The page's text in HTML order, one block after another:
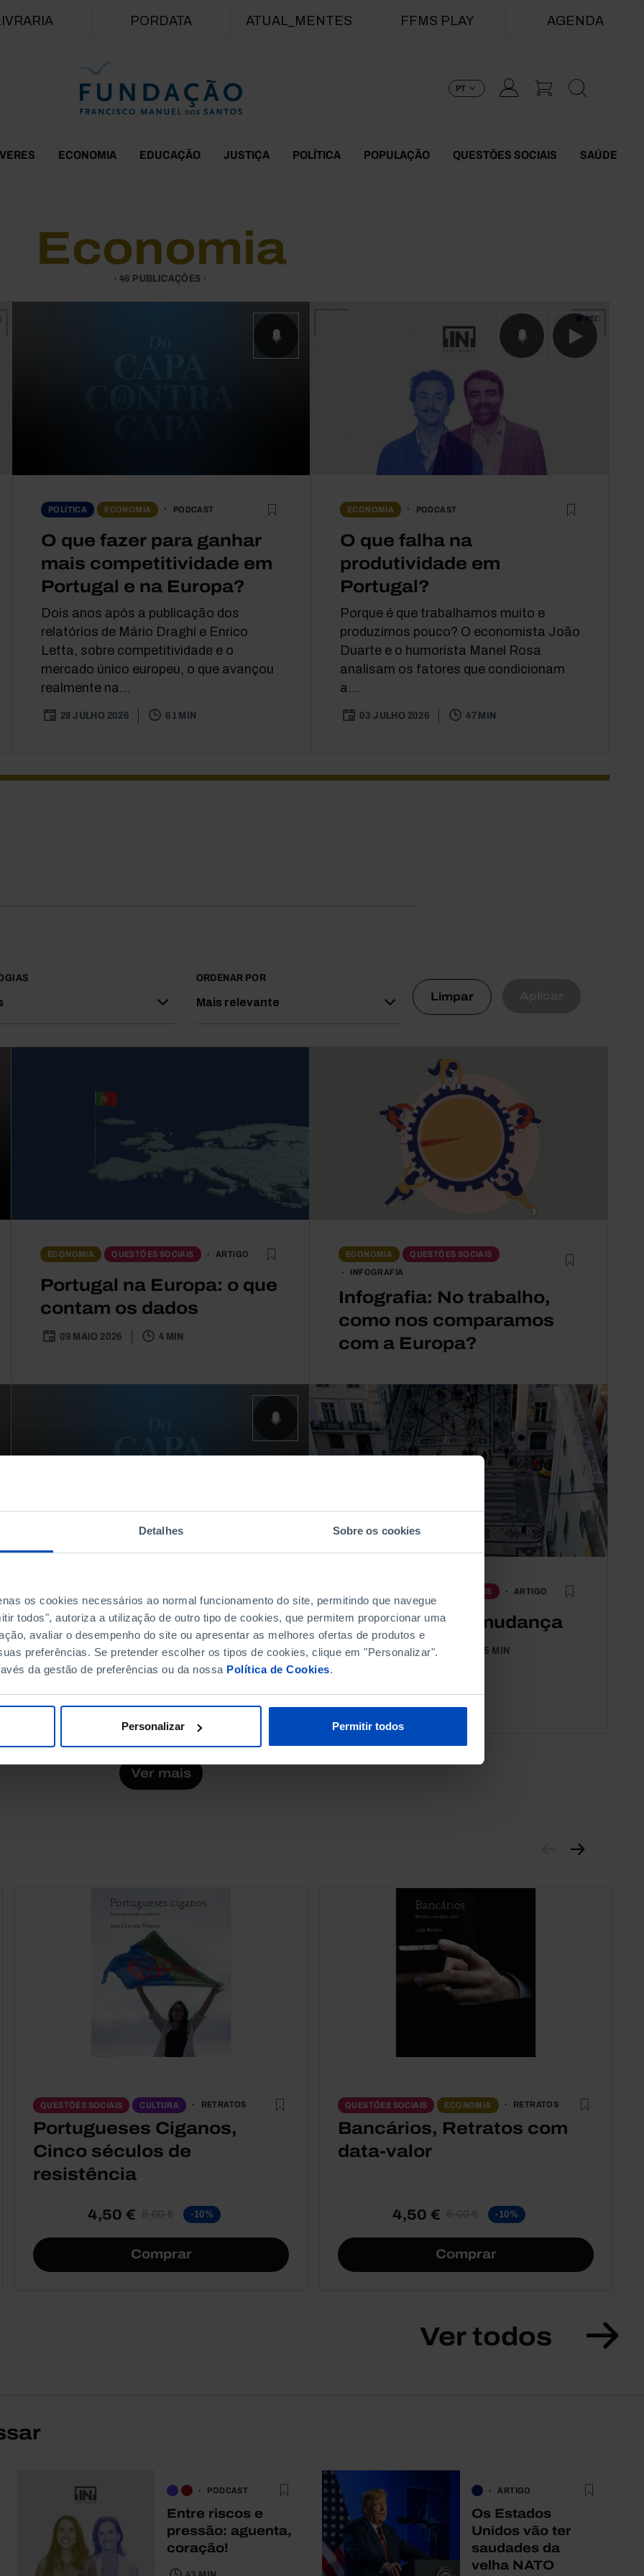
Detalhes Sobre os cookies
os cookies necessários ao normal funcionamento do site, permitindo que navegue
todos", autoriza a utilização de outro tipo de cookies, que permitem proporcionar uma
avaliar o desempenho do site ou apresentar as melhores ofertas de produtos e
preferências. Se pretender escolher os tipos de cookies, clique em "Personalizar".
da gestão de preferências ou da nossa Política de Cookies.
Personalizar Permitir todos
PORDATA ATUAL_MENTES FFMS PLAY AGENDA
PT
ECONOMIA EDUCAÇÃO JUSTIÇA POLÍTICA POPULAÇÃO QUESTÕES SOCIAIS SAÚDE
Economia
46 PUBLICAÇÕES
POLÍTICA ECONOMIA PODCAST
O que fazer para ganhar
mais competitividade em
Portugal e na Europa?
Dois anos após a publicação dos
relatórios de Mário Draghi e Enrico
Letta, sobre competitividade e o
mercado único europeu, o que avançou
realmente na...
28 JULHO 2026 61 MIN
ECONOMIA PODCAST
O que falha na
produtividade em
Portugal?
Porque é que trabalhamos muito e
produzimos pouco? O economista João
Duarte e o humorista Manel Rosa
analisam os fatores que condicionam
a...
03 JULHO 2026 47 MIN
ORDENAR POR
Mais relevante Limpar
ECONOMIA QUESTÕES SOCIAIS ARTIGO
Portugal na Europa: o que
contam os dados
09 MAIO 2026 4 MIN
ECONOMIA
QUESTÕES SOCIAIS
INFOGRAFIA
Infografia: No trabalho,
como nos comparamos
com a Europa?
Os novos tempos no
trabalho: muito mais do
que um salário?
09 DEZEMBRO 2025 63 MIN
QUESTÕES SOCIAIS ARTIGO
Municípios em mudança
12 SETEMBRO 2025 5 MIN
Ver mais
QUESTÕES SOCIAIS CULTURA RETRATOS
Portugueses Ciganos,
Cinco séculos de
resistência
4,50 € 5,00 € -10%
Comprar
QUESTÕES SOCIAIS ECONOMIA RETRATOS
Bancários, Retratos com
data-valor
4,50 € 5,00 € -10%
Comprar
Ver todos
PODCAST
Entre riscos e
pressão: aguenta,
coração!
ARTIGO
Os Estados
Unidos vão ter
saudades da
velha NATO